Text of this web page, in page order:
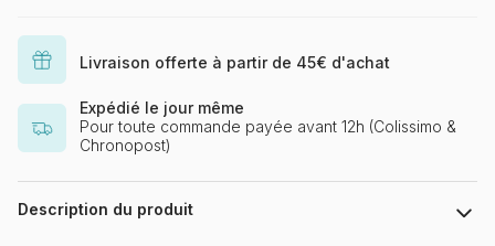
Livraison offerte à partir de 45€ d'achat
Expédié le jour même
Pour toute commande payée avant 12h (Colissimo &
Chronopost)
Description du produit